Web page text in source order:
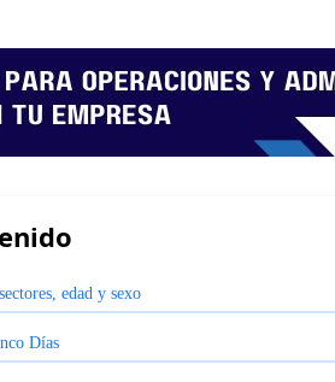
edad y sexo
Días